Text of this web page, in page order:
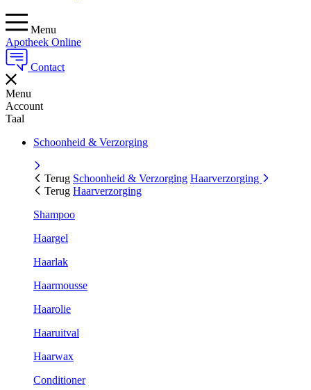
Menu
Apotheek Online
Contact
Menu
Account
Taal
Schoonheid & Verzorging
Terug Schoonheid & Verzorging Haarverzorging
Terug Haarverzorging
Shampoo
Haargel
Haarlak
Haarmousse
Haarolie
Haaruitval
Haarwax
Conditioner